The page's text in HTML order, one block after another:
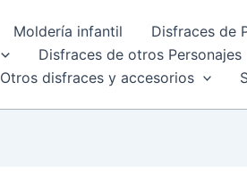
Moldería infantil
Disfraces de
Disfraces de otros Personajes
Otros disfraces y accesorios